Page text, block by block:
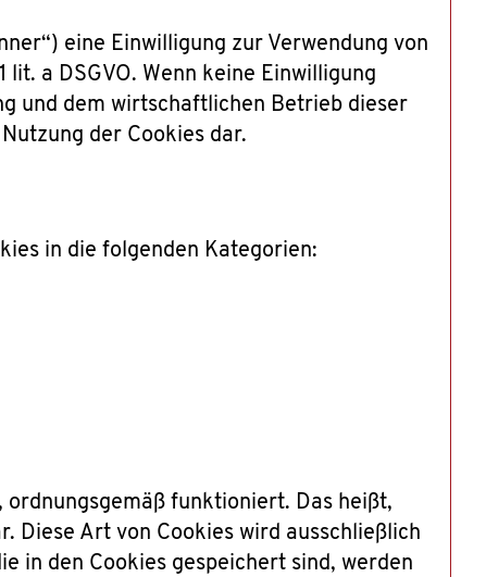
eine Einwilligung zur Verwendung von
a DSGVO. Wenn keine Einwilligung
und dem wirtschaftlichen Betrieb dieser
der Cookies dar.
in die folgenden Kategorien:
ordnungsgemäß funktioniert. Das heißt,
Diese Art von Cookies wird ausschließlich
in den Cookies gespeichert sind, werden